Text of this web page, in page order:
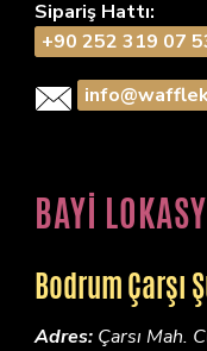
Sipariş Hattı:
+90 252 319 07
BAYİ
Bodrum Çarşı
Adres: Çarsı Mah.